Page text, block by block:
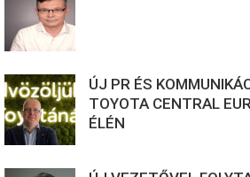
ÚJ PR ÉS
TOYOTA CENTRAL
ÉLÉN